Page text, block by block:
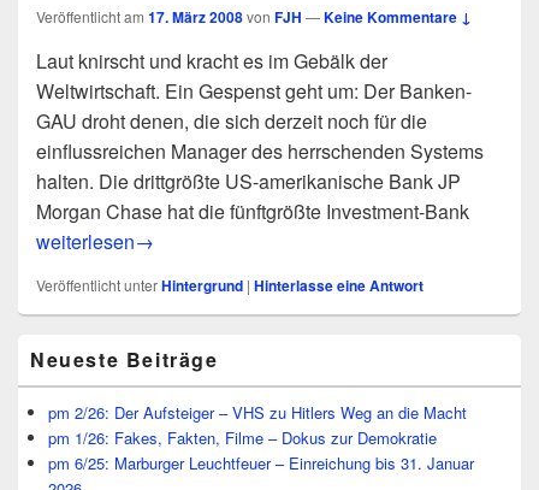
Veröffentlicht am 17. März 2008von FJH —Keine Kommentare ↓
Laut knirscht und kracht es im Gebälk der
Weltwirtschaft. Ein Gespenst geht um: Der Banken-
GAU droht denen, die sich derzeit noch für die
einflussreichen Manager des herrschenden Systems
halten. Die drittgrößte US-amerikanische Bank JP
Morgan Chase hat die fünftgrößte Investment-Bank
Droht nun der Banken-Gau? – Die neoliberale
weiterlesen→
Veröffentlicht unterHintergrund | Hinterlasse eine Antwort
Seitenleisten
Widget-
Bereich
Neueste Beiträge
pm 2/26: Der Aufsteiger – VHS zu Hitlers Weg an die Macht
pm 1/26: Fakes, Fakten, Filme – Dokus zur Demokratie
pm 6/25: Marburger Leuchtfeuer – Einreichung bis 31. Januar